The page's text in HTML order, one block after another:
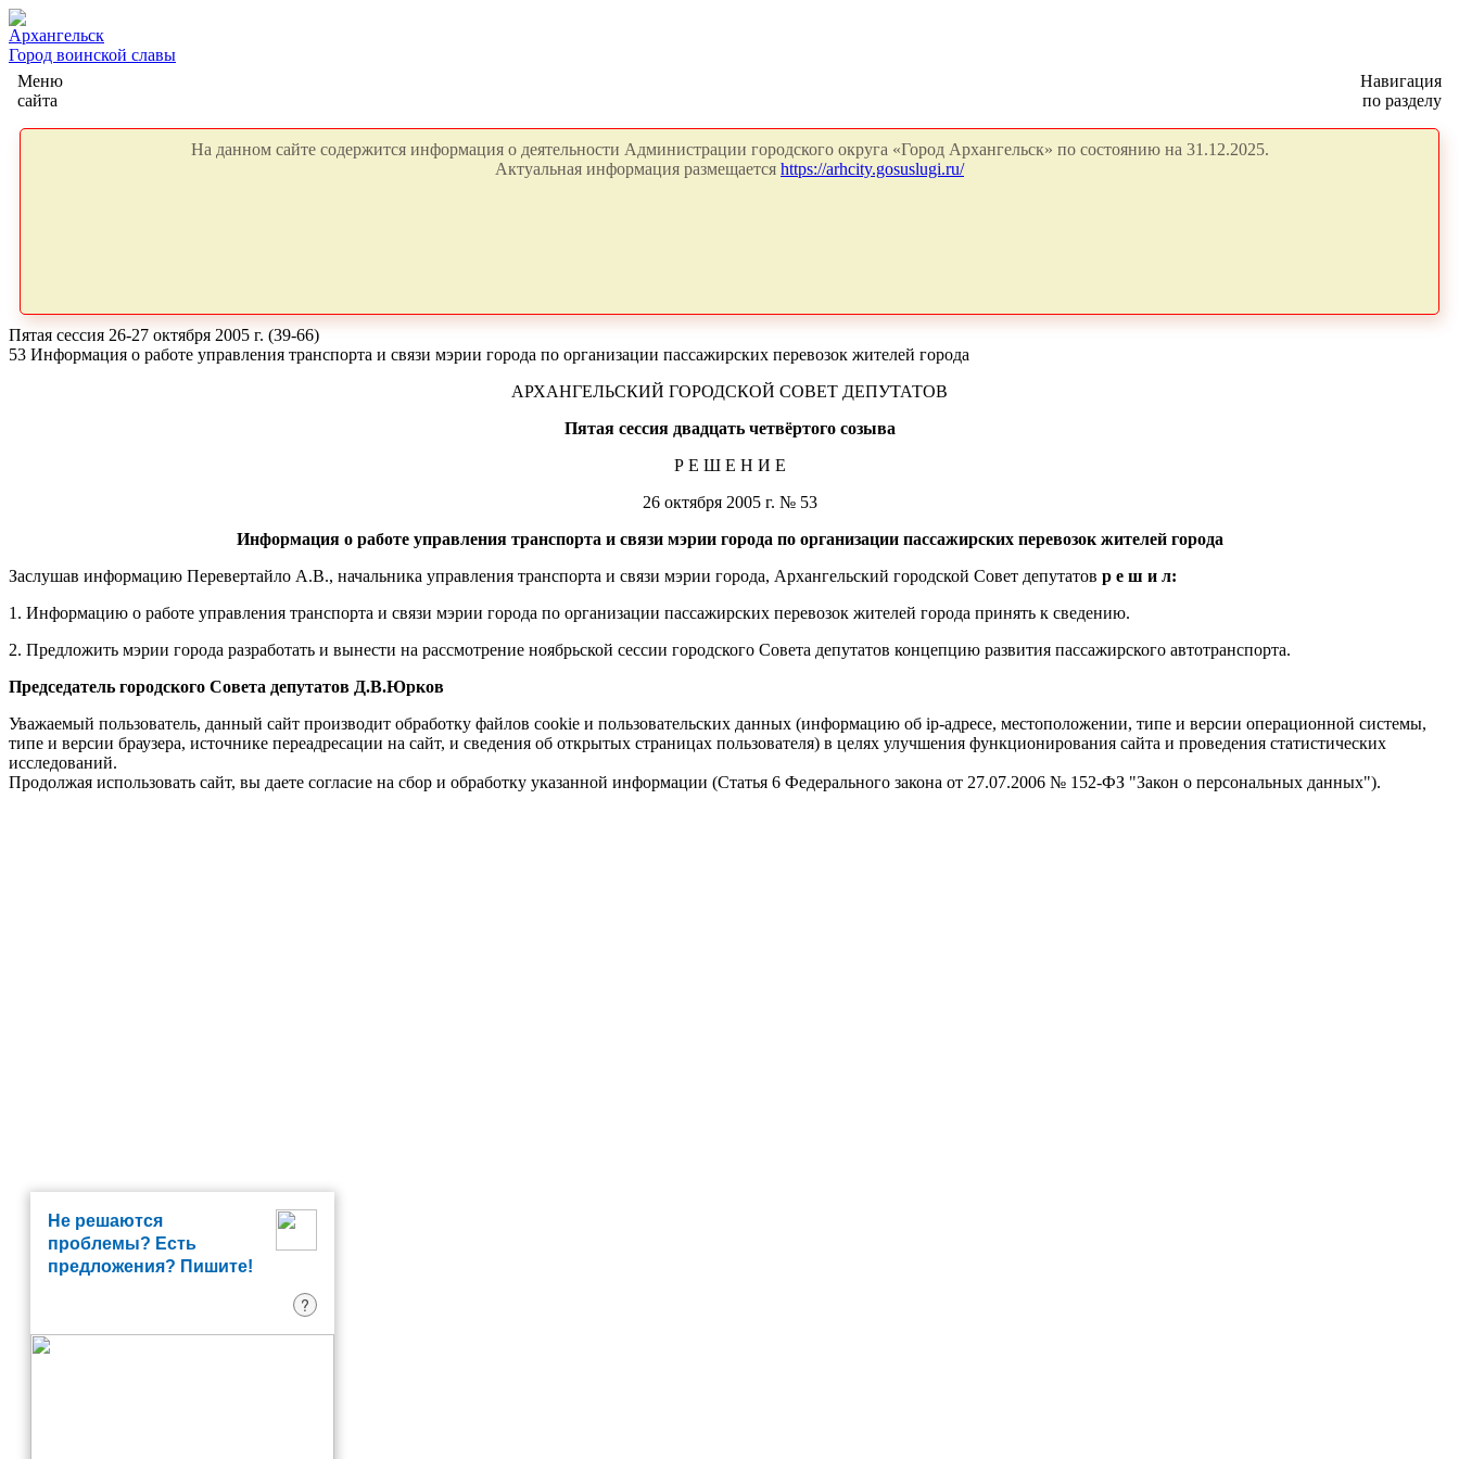
Архангельск
Город воинской славы
Меню
сайта
Навигация
по разделу
На данном сайте содержится информация о деятельности Администрации городского округа «Город Архангельск» по состоянию на 31.12.2025.
Актуальная информация размещается https://arhcity.gosuslugi.ru/
Пятая сессия 26-27 октября 2005 г. (39-66)
53 Информация о работе управления транспорта и связи мэрии города по организации пассажирских перевозок жителей города
АРХАНГЕЛЬСКИЙ ГОРОДСКОЙ СОВЕТ ДЕПУТАТОВ
Пятая сессия двадцать четвёртого созыва
Р Е Ш Е Н И Е
26 октября 2005 г. № 53
Информация о работе управления транспорта и связи мэрии города по организации пассажирских перевозок жителей города
Заслушав информацию Перевертайло А.В., начальника управления транспорта и связи мэрии города, Архангельский городской Совет депутатов р е ш и л:
1. Информацию о работе управления транспорта и связи мэрии города по организации пассажирских перевозок жителей города принять к сведению.
2. Предложить мэрии города разработать и вынести на рассмотрение ноябрьской сессии городского Совета депутатов концепцию развития пассажирского автотранспорта.
Председатель городского Совета депутатов Д.В.Юрков
Уважаемый пользователь, данный сайт производит обработку файлов cookie и пользовательских данных (информацию об ip-адресе, местоположении, типе и версии операционной системы,
типе и версии браузера, источнике переадресации на сайт, и сведения об открытых страницах пользователя) в целях улучшения функционирования сайта и проведения статистических
исследований.
Продолжая использовать сайт, вы даете согласие на сбор и обработку указанной информации (Статья 6 Федерального закона от 27.07.2006 № 152-ФЗ "Закон о персональных данных").
Не решаются
проблемы? Есть
предложения? Пишите!
?